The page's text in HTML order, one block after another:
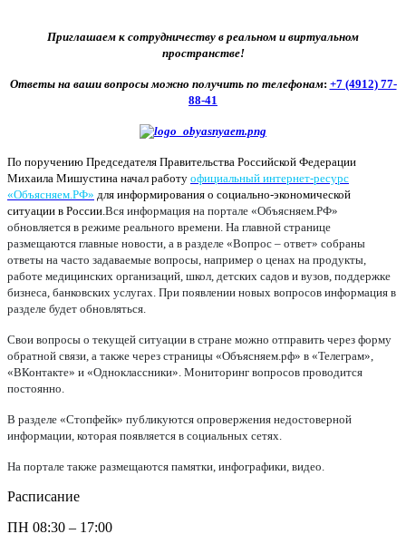
Приглашаем к сотрудничеству в реальном и виртуальном
пространстве!
Ответы на ваши вопросы можно получить по телефонам: +7 (4912) 77-
88-41
По поручению Председателя Правительства Российской Федерации
Михаила Мишустина начал работу официальный интернет-ресурс
«Объясняем.РФ» для информирования о социально-экономической
ситуации в России. Вся информация на портале «Объясняем.РФ»
обновляется в режиме реального времени. На главной странице
размещаются главные новости, а в разделе «Вопрос – ответ» собраны
ответы на часто задаваемые вопросы, например о ценах на продукты,
работе медицинских организаций, школ, детских садов и вузов, поддержке
бизнеса, банковских услугах. При появлении новых вопросов информация в
разделе будет обновляться.
Свои вопросы о текущей ситуации в стране можно отправить через форму
обратной связи, а также через страницы «Объясняем.рф» в «Телеграм»,
«ВКонтакте» и «Одноклассники». Мониторинг вопросов проводится
постоянно.
В разделе «Стопфейк» публикуются опровержения недостоверной
информации, которая появляется в социальных сетях.
На портале также размещаются памятки, инфографики, видео.
Расписание
ПН 08:30 – 17:00